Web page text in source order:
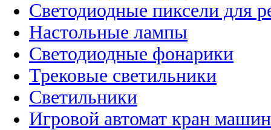
Светодиодные пиксели для
Настольные лампы
Светодиодные фонарики
Трековые светильники
Светильники
Игровой автомат кран